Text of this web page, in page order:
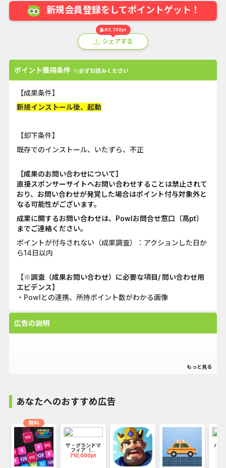
新規会員登録をしてポイントゲット！
最大3,300pt
シェアする
ポイント獲得条件 ※必ずお読みください
【成果条件】
新規インストール後、起動
【却下条件】
既存でのインストール、いたずら、不正
【成果のお問い合わせについて】
直接スポンサーサイトへお問い合わせすることは禁止されて
おり、お問い合わせが発覚した場合はポイント付与対象外と
なる可能性がございます。
成果に関するお問い合わせは、Powlお問合せ窓口（高pt）
までご連絡ください。
ポイントが付与されない（成果調査）：アクションした日か
ら14日以内
【※調査（成果お問い合わせ）に必要な項目/ 問い合わせ用
エビデンス】
・Powlとの連携、所持ポイント数がわかる画像
広告の説明
あなたへのおすすめ広告
無料
ザ・グランドマ
フィア（...
710,000pt
パズ